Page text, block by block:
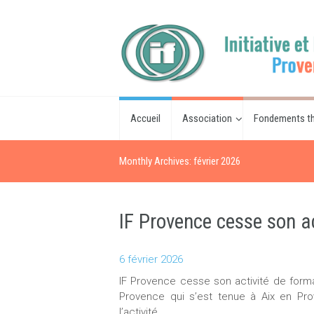
Accueil Association Fondements
Monthly Archives: février 2026
IF Provence cesse son
6 février 2026
IF Provence cesse son activité de
Provence qui s’est tenue à Aix en